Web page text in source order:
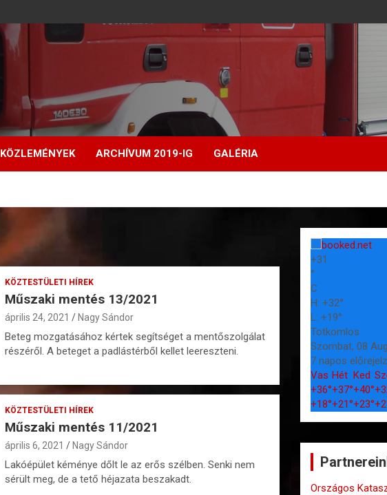
KÖZLEMÉNYEK ARCHÍVUM 2019-IG GALÉRIA
KÖZTESTÜLETI HÍREK
Műszaki mentés 13/2021
április 24, 2021 Nagy Sándor
Beteg mozgatásához kértek segítséget a mentőszolgálat
részéről. A beteget a padlástérből kellet leereszteni.
KÖZTESTÜLETI HÍREK
Műszaki mentés 11/2021
április 6, 2021 Nagy Sándor
Lakóépület kéménye dőlt le az erős szélben. Senki nem
sérült meg, de a tető héjazata beszakadt.
+31
°
C
H:+32°
L:+19°
Totkomlos
Szombat, 08
7 napos
Vas Hét Ked
+36°+37°+40°+
+18°+21°+23°+
Országos